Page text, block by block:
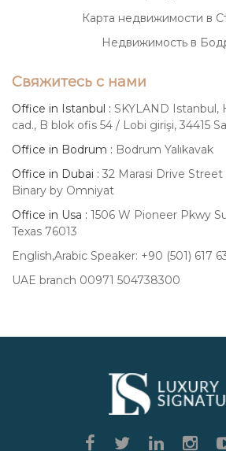
Карта недвижимости в
Недвижимость в
Свяжитесь с нами
Office in Istanbul : SKYLAND Istanbul,
cad., B blok ofis 54 / Lobi girişi, 34415
Office in Bodrum : Bodrum Yalıkavak
Office in Dubai : 32 Marasi Drive
Binary by Omniyat
Office in Usa : 1506 W Pioneer Pkwy
Texas 76013
English,Arabic Speaker: +90 (501) 617
UAE branch 00971 504738300